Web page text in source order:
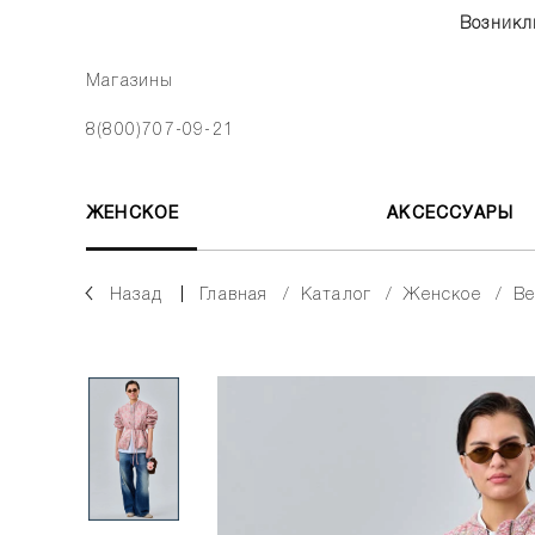
Магазины
8(800)707-09-21
ЖЕНСКОЕ АКСЕССУАРЫ
Назад главная каталог женское